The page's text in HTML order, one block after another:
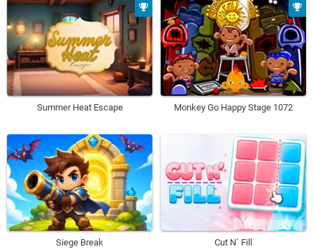
Summer Heat Escape Monkey Go Happy Stage 1072
Siege Break Cut N´ Fill